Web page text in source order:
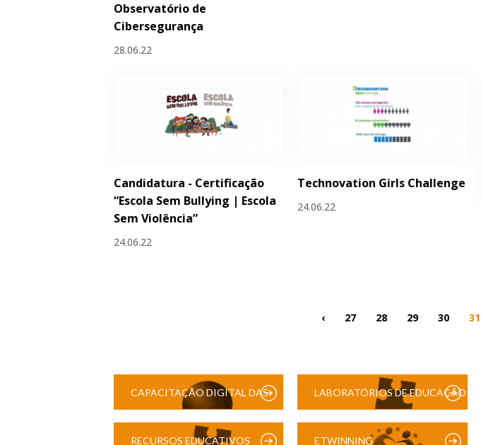
Observatório de
Cibersegurança
28.06.22
Candidatura - Certificação
“Escola Sem Bullying | Escola
Sem Violência”
24.06.22
Technovation Girls Challenge
24.06.22
‹ 27 28 29 30 31
CAPACITAÇÃO DIGITAL DAS LABORATÓRIOS DE EDUCAÇÃO
RECURSOS EDUCATIVOS ETWINNING